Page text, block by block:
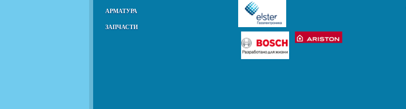
АРМАТУРА
ЗАПЧАСТИ